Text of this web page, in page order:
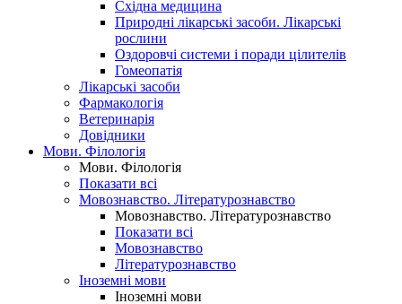
Східна медицина
Природні лікарські засоби. Лікарські
рослини
Оздоровчі системи і поради цілителів
Гомеопатія
Лікарські засоби
Фармакологія
Ветеринарія
Довідники
Мови. Філологія
Мови. Філологія
Показати всі
Мовознавство. Літературознавство
Мовознавство. Літературознавство
Показати всі
Мовознавство
Літературознавство
Іноземні мови
Іноземні мови